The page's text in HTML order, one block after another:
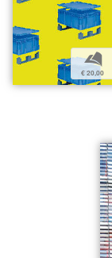
b
€ 20,00